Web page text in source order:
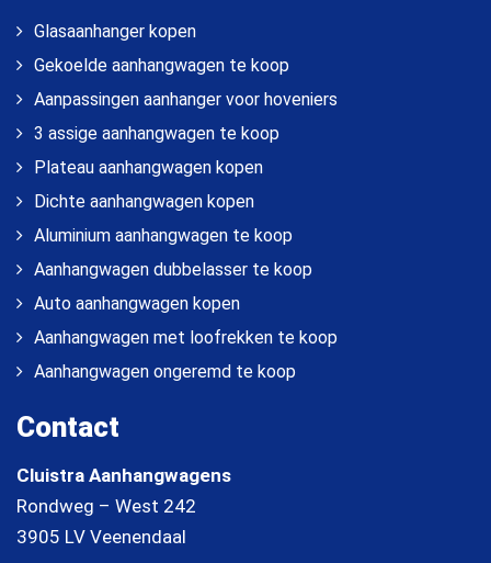
Glasaanhanger kopen
Gekoelde aanhangwagen te koop
Aanpassingen aanhanger voor hoveniers
3 assige aanhangwagen te koop
Plateau aanhangwagen kopen
Dichte aanhangwagen kopen
Aluminium aanhangwagen te koop
Aanhangwagen dubbelasser te koop
Auto aanhangwagen kopen
Aanhangwagen met loofrekken te koop
Aanhangwagen ongeremd te koop
Contact
Cluistra Aanhangwagens
Rondweg – West 242
3905 LV Veenendaal